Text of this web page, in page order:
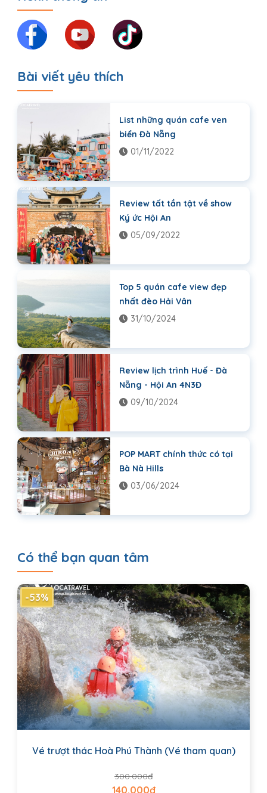
Bài viết yêu thích
List những quán cafe ven
biển Đà Nẵng
01/11/2022
Review tất tần tật về show
Ký ức Hội An
05/09/2022
Top 5 quán cafe view đẹp
nhất đèo Hải Vân
31/10/2024
Review lịch trình Huế - Đà
Nẵng - Hội An 4N3Đ
09/10/2024
POP MART chính thức có tại
Bà Nà Hills
03/06/2024
Có thể bạn quan tâm
-53%
Vé trượt thác Hoà Phú Thành (Vé tham quan)
300.000đ
140.000đ